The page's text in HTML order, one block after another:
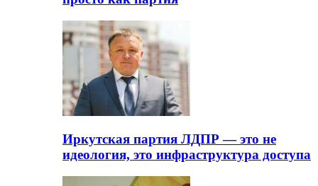
Иркутская партия ЛДПР — это не
идеология, это инфраструктура доступа